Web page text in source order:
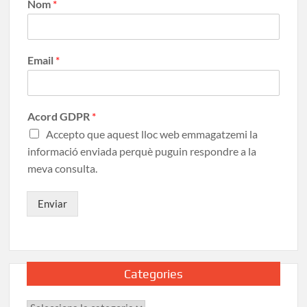
Nom *
Email *
Acord GDPR *
Accepto que aquest lloc web emmagatzemi la
informació enviada perquè puguin respondre a la
meva consulta.
Enviar
Categories